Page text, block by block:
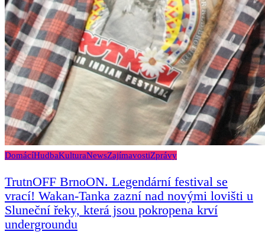
DomácíHudbaKulturaNewsZajímavostiZprávy
TrutnOFF BrnoON. Legendární festival se
vrací! Wakan-Tanka zazní nad novými lovišti u
Sluneční řeky, která jsou pokropena krví
undergroundu